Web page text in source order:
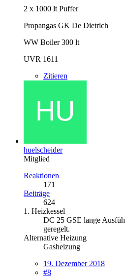
2 x 1000 lt Puffer
Propangas GK De Dietrich
WW Boiler 300 lt
UVR 1611
Zitieren
huelscheider
Mitglied
Reaktionen
171
Beiträge
624
1. Heizkessel
DC 25 GSE lange
geregelt.
Alternative Heizung
Gasheizung
19. Dezember 2018
#8